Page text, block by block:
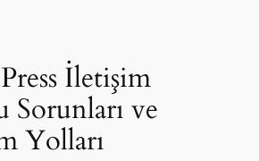
İletişim
Sorunları ve
Yolları